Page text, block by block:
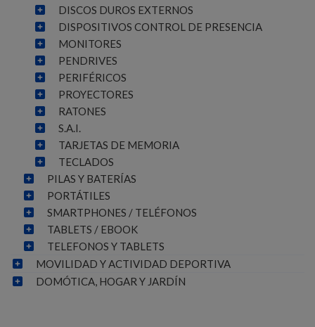
DISCOS DUROS EXTERNOS
DISPOSITIVOS CONTROL DE PRESENCIA
MONITORES
PENDRIVES
PERIFÉRICOS
PROYECTORES
RATONES
S.A.I.
TARJETAS DE MEMORIA
TECLADOS
PILAS Y BATERÍAS
PORTÁTILES
SMARTPHONES / TELÉFONOS
TABLETS / EBOOK
TELEFONOS Y TABLETS
MOVILIDAD Y ACTIVIDAD DEPORTIVA
DOMÓTICA, HOGAR Y JARDÍN